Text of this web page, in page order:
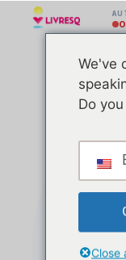
Curs –
We've
Do
Close